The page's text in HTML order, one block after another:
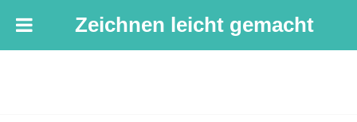
Zeichnen leicht gemacht